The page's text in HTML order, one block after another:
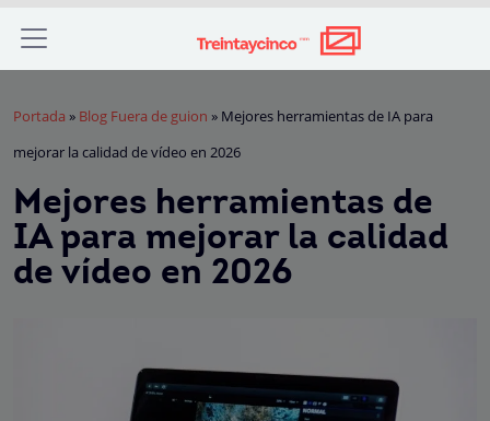
Portada » Blog Fuera de guion » Mejores herramientas de IA para
mejorar la calidad de vídeo en 2026
Mejores herramientas de
IA para mejorar la calidad
de vídeo en 2026